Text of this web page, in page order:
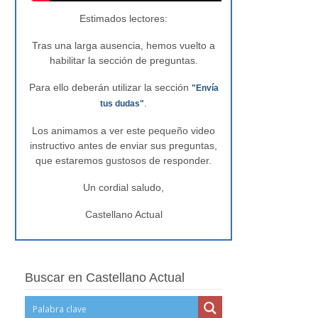
Estimados lectores:
Tras una larga ausencia, hemos vuelto a
habilitar la sección de preguntas.
Para ello deberán utilizar la sección "Envía
tus dudas"
Los animamos a ver este pequeño video
instructivo antes de enviar sus preguntas,
que estaremos gustosos de responder.
Un cordial saludo,
Castellano Actual
Buscar en Castellano Actual